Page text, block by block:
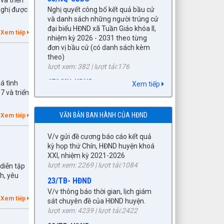
được
Xem tiếp
tình
và triển
Xem tiếp
tập
yêu
Xem tiếp
đại biểu HĐND xã Tuần Giáo khóa II,
nhiệm kỳ 2026 - 2031 theo từng
đơn vị bầu cử (có danh sách kèm
theo)
lượt xem: 382 | lượt tải:176
672/KH-UBND
KẾ HOẠCH tháng 3 năm 2026 Đấu
giá quyền sử dụng đất, để giao đất
có thu tiền sử dụng đất thông qua
hình thức đấu giá quyền sử dụng
đất năm 2026
lượt xem: 270 | lượt tải:251
92/QĐ-BNG
Về việc công bố danh mục văn bản
quy phạm pháp luật hết hiệu lực
toàn bộ và văn bản quy phạm pháp
luật hết hiệu lực một phần thuộc
lĩnh vực quản lý Nhà nước của Bộ
ngoại giao năm 2025
lượt xem: 332 | lượt tải:124
56/QĐ-UBND
Xem tiếp
VĂN BẢN BAN HÀNH CỦA HĐND
chính cấp xã trên địa bàn huyện
Tuần Giáo, tỉnh Điện Biên (gửi bản
kèm Biên Bản kỳ họp HĐND)
lượt xem: 1526 | lượt tải:961
89/TB-HĐND
V/v Thông báo Kết quả kỳ họp thứ
Chín, HĐND huyện khóa XXI, nhiệm
kỳ 2021-2026
lượt xem: 1478 | lượt tải:429
V/v gửi đề cương báo cáo kết quả
kỳ họp thứ Chín, HĐND huyện khoá
XXI, nhiệm kỳ 2021-2026
lượt xem: 2269 | lượt tải:1084
23/TB- HĐND
V/v thông báo thời gian, lịch giám
sát chuyên đề của HĐND huyện.
lượt xem: 4239 | lượt tải:2422
22/TB-HĐND
Kết quả phiên họp tháng 03/2024
131/GM-HĐND